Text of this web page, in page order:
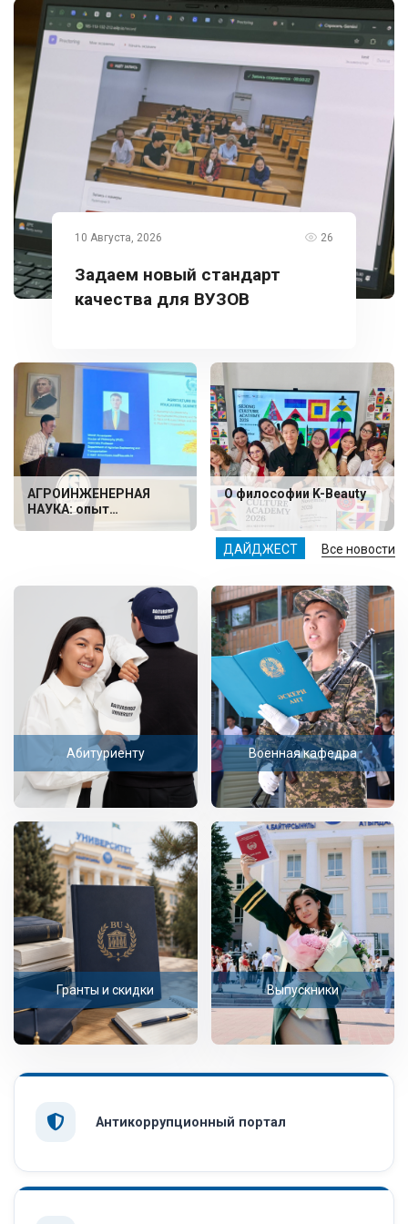
ДАЙДЖЕСТ Все новости
10 Августа, 2026 26
Задаем новый стандарт
качества для ВУЗОВ
АГРОИНЖЕНЕРНАЯ
НАУКА: опыт
О философии K-Beauty
Абитуриенту Военная кафедра
Гранты и скидки Выпускники
Антикоррупционный портал